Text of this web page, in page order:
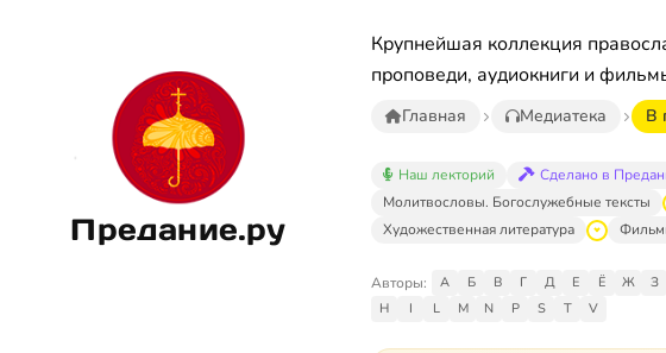
Предание.ру
Крупнейшая коллекция
проповеди, аудиокниги и
Главная Медиатека В
Наш лекторий Сделано в
Молитвословы. Богослужебные тексты
Художественная литература
Авторы: А Б В Г Д Е Ё Ж З
H
I L M N P S T V